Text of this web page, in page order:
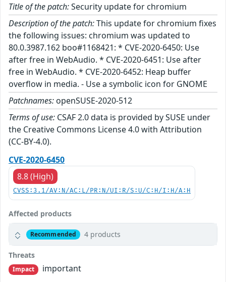
Title of the patch:Security update for chromium
Description of the patch:This update for chromium fixes
the following issues: chromium was updated to
80.0.3987.162 boo#1168421: * CVE-2020-6450: Use
after free in WebAudio. * CVE-2020-6451: Use after
free in WebAudio. * CVE-2020-6452: Heap buffer
overflow in media. - Use a symbolic icon for GNOME
Patchnames: openSUSE-2020-512
Terms of use: CSAF 2.0 data is provided by SUSE under
the Creative Commons License 4.0 with Attribution
(CC-BY-4.0).
CVE-2020-6450
8.8 (High)
CVSS:3.1/AV:N/AC:L/PR:N/UI:R/S:U/C:H/I:H/A:H
Affected products
Recommended 4 products
Threats
Impact
important